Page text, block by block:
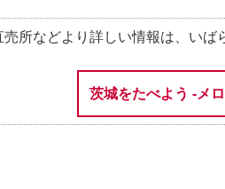
所などより詳しい情報は、いば
茨城をたべよう -メ